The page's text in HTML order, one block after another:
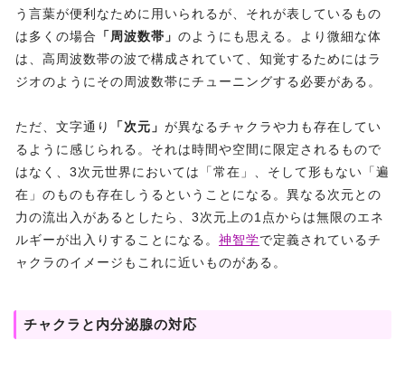
う言葉が便利なために用いられるが、それが表しているもの
は多くの場合
「周波数帯」 のようにも思える。より微細な体
は、高周波数帯の波で構成されていて、知覚するためにはラ
ジオのようにその周波数帯にチューニングする必要がある。
ただ、文字通り 「次元」 が異なるチャクラや力も存在してい
るように感じられる。それは時間や空間に限定されるもので
はなく、3次元世界においては「常在」、そして形もない「遍
在」のものも存在しうるということになる。異なる次元との
力の流出入があるとしたら、3次元上の1点からは無限のエネ
ルギーが出入りすることになる。 神智学で定義されているチ
ャクラのイメージもこれに近いものがある。
チャクラと内分泌腺の対応